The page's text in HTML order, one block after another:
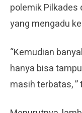
polemik Pilkades
yang mengadu
“Kemudian
hanya bisa
masih terbatas, ”